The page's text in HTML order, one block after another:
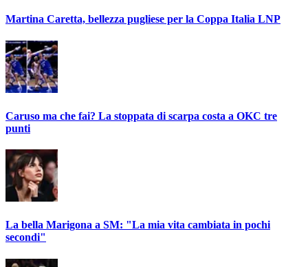
Martina Caretta, bellezza pugliese per la Coppa Italia LNP
Caruso ma che fai? La stoppata di scarpa costa a OKC tre
punti
La bella Marigona a SM: "La mia vita cambiata in pochi
secondi"